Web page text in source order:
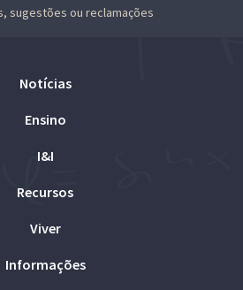
sugestões ou reclamações
Notícias
Ensino
I&I
Recursos
Viver
Informações